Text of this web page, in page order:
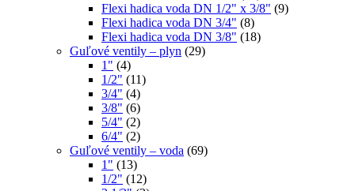
Flexi hadica voda DN 1/2" x 3/8" (9)
Flexi hadica voda DN 3/4" (8)
Flexi hadica voda DN 3/8" (18)
Guľové ventily – plyn (29)
1" (4)
1/2" (11)
3/4" (4)
3/8" (6)
5/4" (2)
6/4" (2)
Guľové ventily – voda (69)
1" (13)
1/2" (12)